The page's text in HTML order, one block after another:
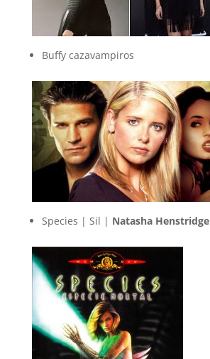
Buffy cazavampiros
Species | Sil | Natasha Henstridge